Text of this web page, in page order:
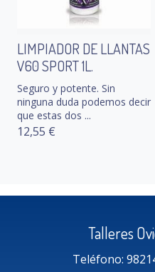
LIMPIADOR DE LLANTAS
V60 SPORT 1L.
Seguro y potente. Sin
ninguna duda podemos decir
que estas dos ...
12,55 €
Talleres
Teléfono: